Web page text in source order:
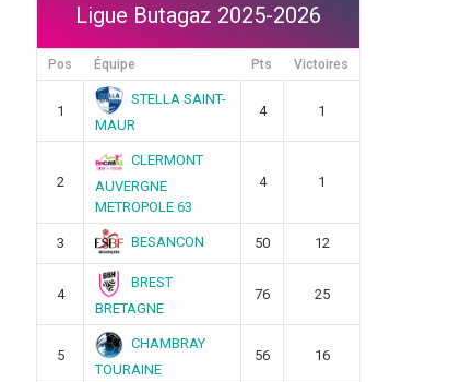
Ligue Butagaz 2025-2026
Pos Équipe Pts Victoires
1
STELLA SAINT-
MAUR
4 1
2
CLERMONT
AUVERGNE
METROPOLE 63
4 1
3 BESANCON 50 12
4
BREST
BRETAGNE
76 25
5
CHAMBRAY
TOURAINE
56 16